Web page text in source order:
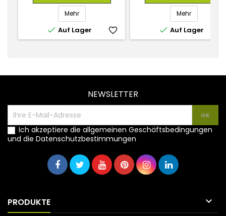
Mehr
 Auf Lager favorite_border
Mehr
 Auf Lager
NEWSLETTER
Ich akzeptiere die allgemeinen Geschäftsbedingungen
und die Datenschutzbestimmungen
PRODUKTE 